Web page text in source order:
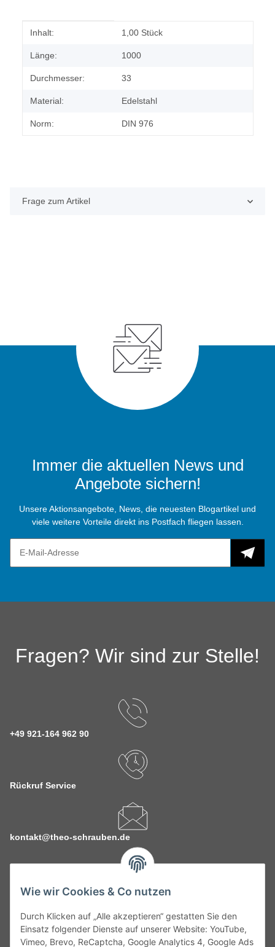
Wie wir Cookies & Co nutzen
Durch Klicken auf „Alle akzeptieren“ gestatten Sie den
Einsatz folgender Dienste auf unserer Website: YouTube,
Vimeo, Brevo, ReCaptcha, Google Analytics 4, Google Ads
Produkteigenschaft
Wert
Inhalt: 1,00 Stück
Länge: 1000
Durchmesser: 33
Material: Edelstahl
Norm: DIN 976
Frage zum Artikel
Immer die aktuellen News und
Angebote sichern!
Unsere Aktionsangebote, News, die neuesten Blogartikel und
viele weitere Vorteile direkt ins Postfach fliegen lassen.
Fragen? Wir sind zur Stelle!
+49 921-164 962 90
Rückruf Service
kontakt@theo-schrauben.de
Service